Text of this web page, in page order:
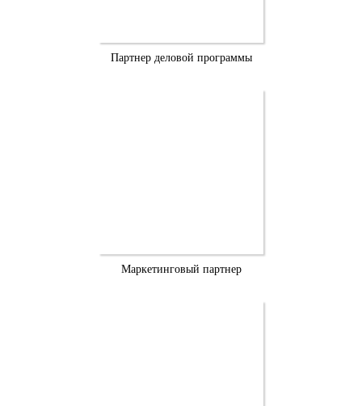
Партнер деловой программы
Маркетинговый партнер